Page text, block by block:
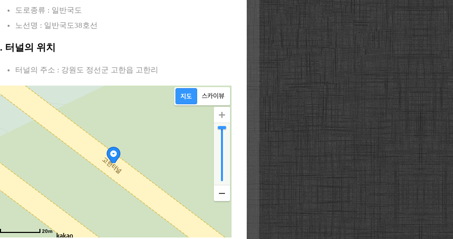
도로종류 : 일반국도
노선명 : 일반국도38호선
터널의 위치
터널의 주소 : 강원도 정선군 고한읍 고한리
20m